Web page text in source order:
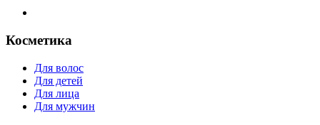
Косметика
Для волос
Для детей
Для лица
Для мужчин